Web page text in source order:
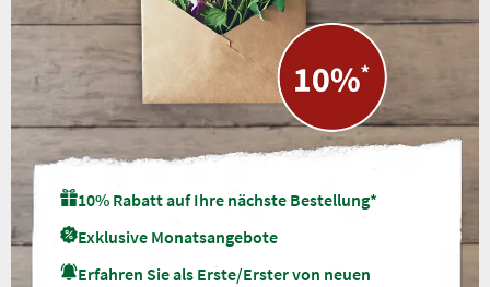
10% Rabatt auf Ihre nächste Bestellung*
Exklusive Monatsangebote
Erfahren Sie als Erste/Erster von neuen